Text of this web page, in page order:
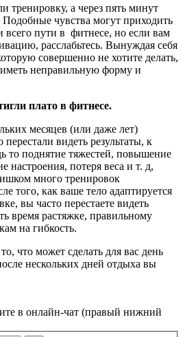
тренировку, а через пять минут
чувства могут приходить
всего пути в фитнесе, но если вам
расслабьтесь. Вынуждая себя
совершенно не хотите делать,
неправильную форму и
плато в фитнесе.
месяцев (или даже лет)
видеть результаты, к
то поднятие тяжестей, повышение
настроения, потеря веса и т. д,
много тренировок
того, как ваше тело адаптируется
вы часто перестаете видеть
время растяжке, правильному
на гибкость.
что может сделать для вас день
нескольких дней отдыха вы
в онлайн-чат (правый нижний